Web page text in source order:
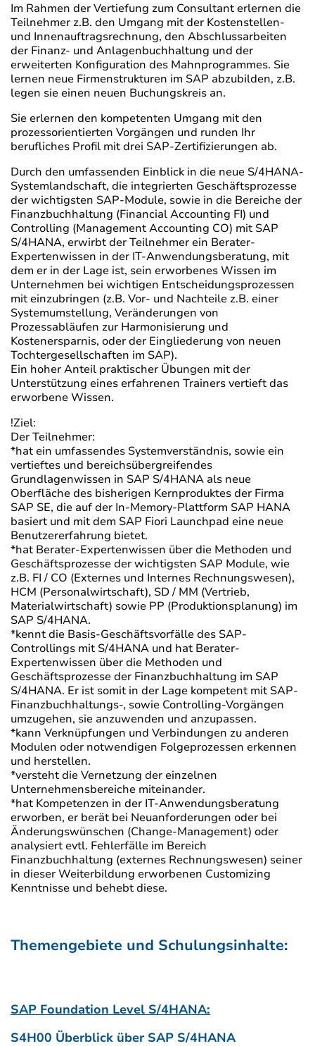
Im Rahmen der Vertiefung zum Consultant erlernen die
Teilnehmer z.B. den Umgang mit der Kostenstellen-
und Innenauftragsrechnung, den Abschlussarbeiten
der Finanz- und Anlagenbuchhaltung und der
erweiterten Konfiguration des Mahnprogrammes. Sie
lernen neue Firmenstrukturen im SAP abzubilden, z.B.
legen sie einen neuen Buchungskreis an.
Sie erlernen den kompetenten Umgang mit den
prozessorientierten Vorgängen und runden Ihr
berufliches Profil mit drei SAP-Zertifizierungen ab.
Durch den umfassenden Einblick in die neue S/4HANA-
Systemlandschaft, die integrierten Geschäftsprozesse
der wichtigsten SAP-Module, sowie in die Bereiche der
Finanzbuchhaltung (Financial Accounting FI) und
Controlling (Management Accounting CO) mit SAP
S/4HANA, erwirbt der Teilnehmer ein Berater-
Expertenwissen in der IT-Anwendungsberatung, mit
dem er in der Lage ist, sein erworbenes Wissen im
Unternehmen bei wichtigen Entscheidungsprozessen
mit einzubringen (z.B. Vor- und Nachteile z.B. einer
Systemumstellung, Veränderungen von
Prozessabläufen zur Harmonisierung und
Kostenersparnis, oder der Eingliederung von neuen
Tochtergesellschaften im SAP).
Ein hoher Anteil praktischer Übungen mit der
Unterstützung eines erfahrenen Trainers vertieft das
erworbene Wissen.
!Ziel:
Der Teilnehmer:
*hat ein umfassendes Systemverständnis, sowie ein
vertieftes und bereichsübergreifendes
Grundlagenwissen in SAP S/4HANA als neue
Oberfläche des bisherigen Kernproduktes der Firma
SAP SE, die auf der In-Memory-Plattform SAP HANA
basiert und mit dem SAP Fiori Launchpad eine neue
Benutzererfahrung bietet.
*hat Berater-Expertenwissen über die Methoden und
Geschäftsprozesse der wichtigsten SAP Module, wie
z.B. FI / CO (Externes und Internes Rechnungswesen),
HCM (Personalwirtschaft), SD / MM (Vertrieb,
Materialwirtschaft) sowie PP (Produktionsplanung) im
SAP S/4HANA.
*kennt die Basis-Geschäftsvorfälle des SAP-
Controllings mit S/4HANA und hat Berater-
Expertenwissen über die Methoden und
Geschäftsprozesse der Finanzbuchhaltung im SAP
S/4HANA. Er ist somit in der Lage kompetent mit SAP-
Finanzbuchhaltungs-, sowie Controlling-Vorgängen
umzugehen, sie anzuwenden und anzupassen.
*kann Verknüpfungen und Verbindungen zu anderen
Modulen oder notwendigen Folgeprozessen erkennen
und herstellen.
*versteht die Vernetzung der einzelnen
Unternehmensbereiche miteinander.
*hat Kompetenzen in der IT-Anwendungsberatung
erworben, er berät bei Neuanforderungen oder bei
Änderungswünschen (Change-Management) oder
analysiert evtl. Fehlerfälle im Bereich
Finanzbuchhaltung (externes Rechnungswesen) seiner
in dieser Weiterbildung erworbenen Customizing
Kenntnisse und behebt diese.
Themengebiete und Schulungsinhalte:
SAP Foundation Level S/4HANA:
S4H00 Überblick über SAP S/4HANA